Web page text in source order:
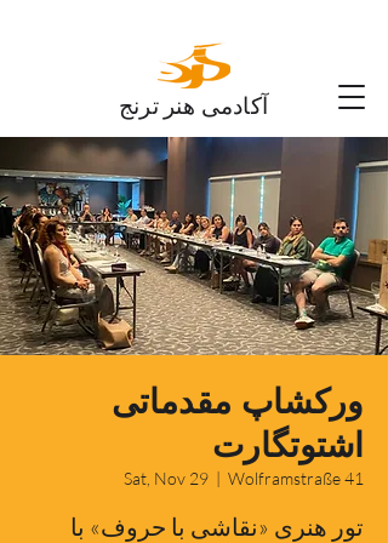
آکادمی هنر ترنج
ورکشاپ مقدماتی
اشتوتگارت
Sat, Nov 29
  |
Wolframstraße 41
تور هنری «نقاشی با حروف» با